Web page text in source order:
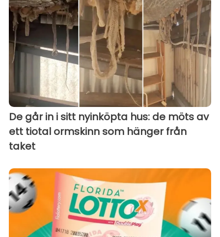
De går in i sitt nyinköpta hus: de möts av
ett tiotal ormskinn som hänger från
taket